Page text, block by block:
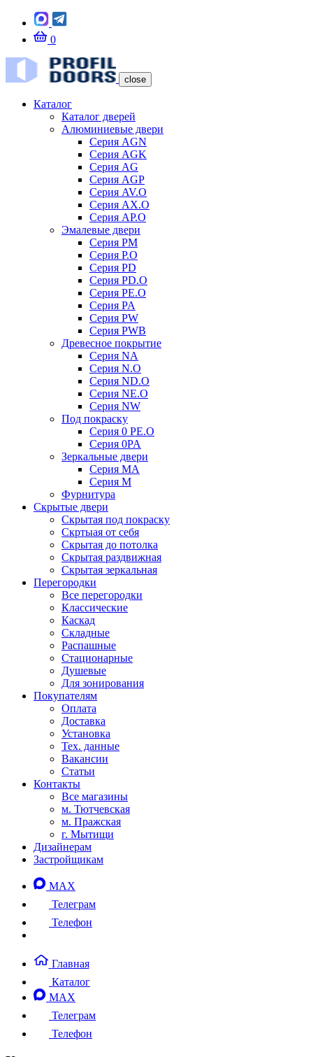
0
close
Каталог
Каталог дверей
Алюминиевые двери
Серия AGN
Серия AGK
Серия AG
Серия AGP
Серия AV.O
Серия AX.O
Серия AP.O
Эмалевые двери
Серия PM
Серия P.O
Серия PD
Серия PD.O
Серия PE.O
Серия PA
Серия PW
Серия PWB
Древесное покрытие
Серия NA
Серия N.O
Серия ND.O
Серия NE.O
Серия NW
Под покраску
Серия 0 PE.O
Серия 0PA
Зеркальные двери
Серия MA
Серия M
Фурнитура
Скрытые двери
Скрытая под покраску
Скртыая от себя
Скрытая до потолка
Скрытая раздвижная
Скрытая зеркальная
Перегородки
Все перегородки
Классические
Каскад
Складные
Распашные
Стационарные
Душевые
Для зонирования
Покупателям
Оплата
Доставка
Установка
Тех. данные
Вакансии
Статьи
Контакты
Все магазины
м. Тютчевская
м. Пражская
г. Мытищи
Дизайнерам
Застройщикам
MAX
Телеграм
Телефон
Главная
Каталог
MAX
Телеграм
Телефон